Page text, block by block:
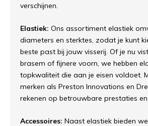
verschijnen.
Elastiek: Ons assortiment elastiek
diameters en sterktes, zodat je kunt
beste past bij jouw visserij. Of je nu
brasem of fijnere voorn, we hebben
topkwaliteit die aan je eisen voldoet.
merken als Preston Innovations en
rekenen op betrouwbare prestaties
Accessoires: Naast elastiek bieden